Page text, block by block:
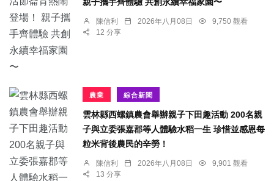
親子攜手齊體驗 共創永續幸福家園〜
陳信利 2026年八月08日
9,750 觀看
12 分享
農業 綜合新聞
雲林縣西螺鎮農會舉辦親子下田趣活動 200名親
子與立委張嘉郡等人體驗水稻一生 珍惜並感恩每
粒米背後農民的辛勞！
陳信利 2026年八月08日
9,901 觀看
13 分享